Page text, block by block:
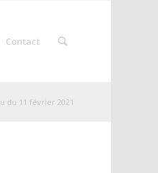
Contact
du 11 février 2021